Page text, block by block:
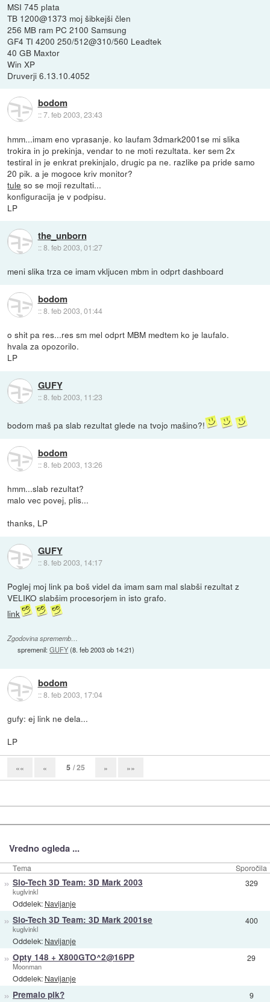
MSI 745 plata
TB 1200@1373 moj šibkejši člen
256 MB ram PC 2100 Samsung
GF4 TI 4200 250/512@310/560 Leadtek
40 GB Maxtor
Win XP
Druverji 6.13.10.4052
bodom
::7. feb 2003, 23:43
hmm...imam eno vprasanje. ko laufam 3dmark2001se mi slika
trokira in jo prekinja, vendar to ne moti rezultata. ker sem 2x
testiral in je enkrat prekinjalo, drugic pa ne. razlike pa pride samo
20 pik. a je mogoce kriv monitor?
tule so se moji rezultati...
konfiguracija je v podpisu.
LP
the_unborn
::8. feb 2003, 01:27
meni slika trza ce imam vkljucen mbm in odprt dashboard
bodom
::8. feb 2003, 01:44
o shit pa res...res sm mel odprt MBM medtem ko je laufalo.
hvala za opozorilo.
LP
GUFY
::8. feb 2003, 11:23
bodom maš pa slab rezultat glede na tvojo mašino?!
bodom
::8. feb 2003, 13:26
hmm...slab rezultat?
malo vec povej, plis...
thanks, LP
GUFY
::8. feb 2003, 14:17
Poglej moj link pa boš videl da imam sam mal slabši rezultat z
VELIKO slabšim procesorjem in isto grafo.
link
Zgodovina sprememb…
spremenil:GUFY(8. feb 2003 ob 14:21)
bodom
::8. feb 2003, 17:04
gufy: ej link ne dela...
LP
«« « 5 / 25 » »»
Vredno ogleda ...
Tema Sporočila
» Slo-Tech 3D Team: 3D Mark 2003
kuglvinkl
Oddelek: Navijanje
329
» Slo-Tech 3D Team: 3D Mark 2001se
kuglvinkl
Oddelek: Navijanje
400
» Opty 148 + X800GTO^2@16PP
Moonman
Oddelek: Navijanje
29
» Premalo pik? 9